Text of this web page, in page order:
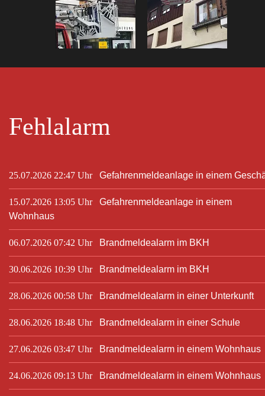
Fehlalarm
25.07.2026 22:47 Uhr Gefahrenmeldeanlage in einem
15.07.2026 13:05 Uhr
Gefahrenmeldeanlage in einem
Wohnhaus
06.07.2026 07:42 Uhr Brandmeldealarm im BKH
30.06.2026 10:39 Uhr Brandmeldealarm im BKH
28.06.2026 00:58 Uhr Brandmeldealarm in einer Unterkunft
28.06.2026 18:48 Uhr Brandmeldealarm in einer Schule
27.06.2026 03:47 Uhr Brandmeldealarm in einem Wohnhaus
24.06.2026 09:13 Uhr Brandmeldealarm in einem Wohnhaus